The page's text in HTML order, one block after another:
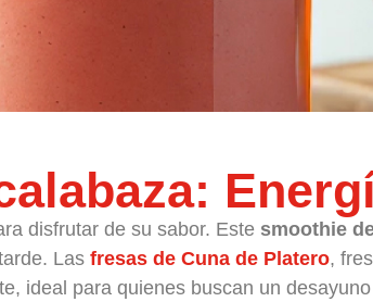
disfrutar de su sabor. Este smoothie
Las fresas de Cuna de Platero,
ideal para quienes buscan un